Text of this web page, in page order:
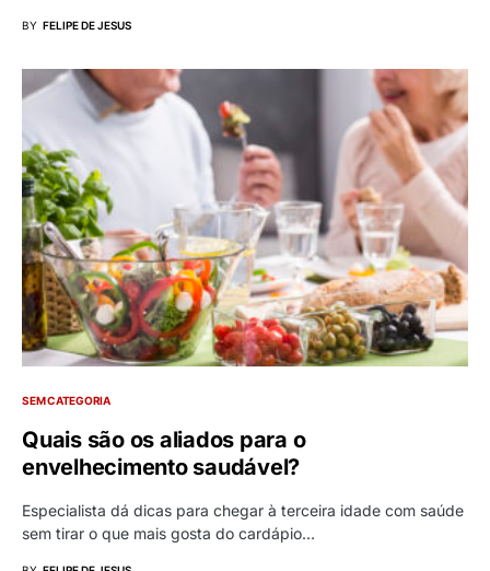
BY FELIPE DE JESUS
SEM CATEGORIA
Quais são os aliados para o
envelhecimento saudável?
Especialista dá dicas para chegar à terceira idade com saúde
sem tirar o que mais gosta do cardápio…